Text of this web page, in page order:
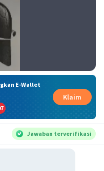
E-Wallet
Klaim
Jawaban terverifikasi